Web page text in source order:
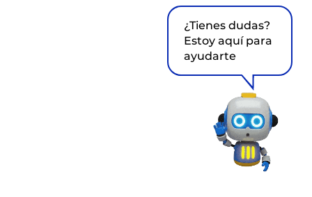
¿Tienes dudas?
Estoy aquí para
ayudarte